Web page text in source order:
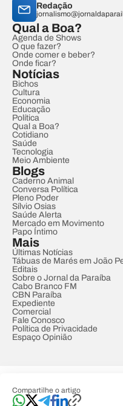
Compartilhe o artigo
Redação
Qual a Boa?
Agenda de Shows
O que fazer?
Onde comer e beber?
Onde ficar?
Notícias
Bichos
Cultura
Economia
Educação
Política
Qual a Boa?
Cotidiano
Saúde
Tecnologia
Meio Ambiente
Blogs
Caderno Animal
Conversa Política
Pleno Poder
Sílvio Osias
Saúde Alerta
Mercado em Movimento
Papo Íntimo
Mais
Últimas Notícias
Tábuas de Marés em João
Editais
Sobre o Jornal da Paraíba
Cabo Branco FM
CBN Paraíba
Expediente
Comercial
Fale Conosco
Política de Privacidade
Espaço Opinião
Developed by Designed by